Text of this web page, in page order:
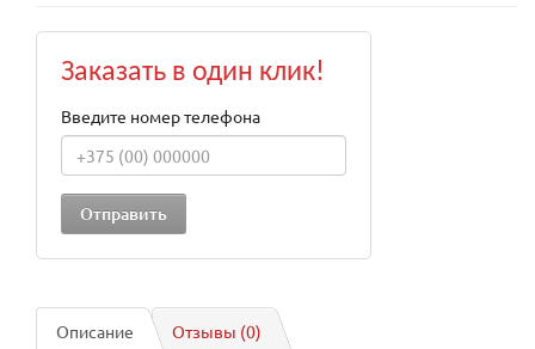
Заказать в один клик!
Введите номер телефона
Описание Отзывы (0)